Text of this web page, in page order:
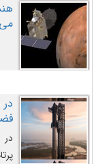
فضایی